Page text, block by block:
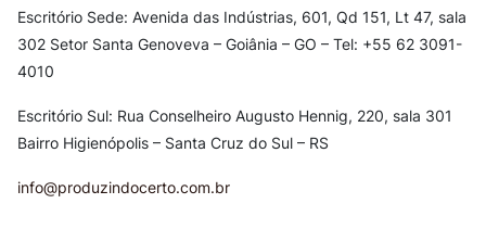
Escritório Sede: Avenida das Indústrias, 601, Qd 151, Lt 47, sala
302 Setor Santa Genoveva – Goiânia – GO – Tel: +55 62 3091-
4010
Escritório Sul: Rua Conselheiro Augusto Hennig, 220, sala 301
Bairro Higienópolis – Santa Cruz do Sul – RS
info@produzindocerto.com.br